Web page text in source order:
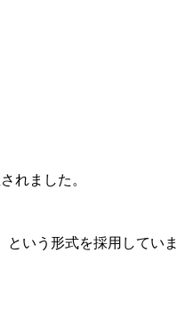
れました。
いう形式を採用していま